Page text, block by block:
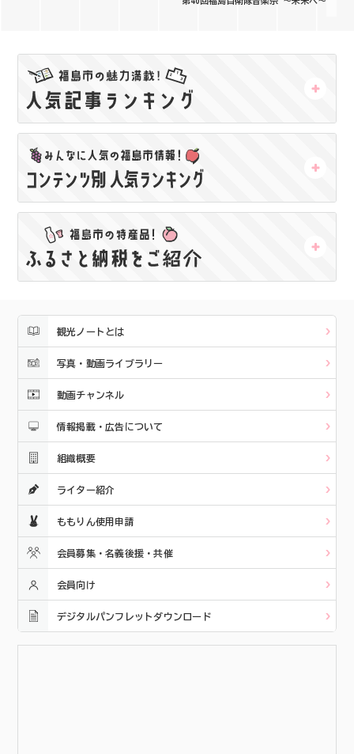
観光ノートとは
写真・動画ライブラリー
動画チャンネル
情報掲載・広告について
組織概要
ライター紹介
ももりん使用申請
会員募集・名義後援・共催
会員向け
デジタルパンフレットダウンロード